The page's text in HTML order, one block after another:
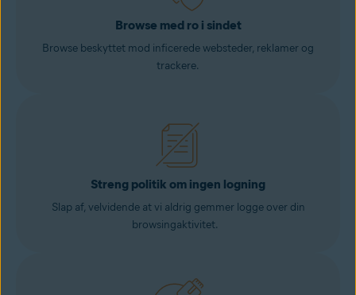
Browse med ro i sindet
Browse beskyttet mod inficerede websteder, reklamer og
trackere.
Streng politik om ingen logning
Slap af, velvidende at vi aldrig gemmer logge over din
browsingaktivitet.